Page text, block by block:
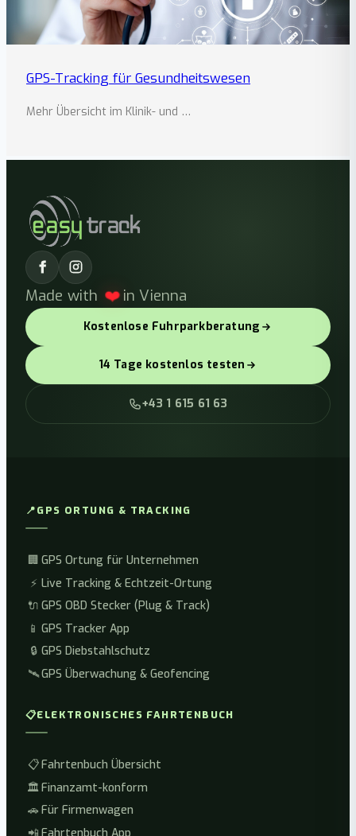
GPS-Tracking für Gesundheitswesen
Mehr Übersicht im Klinik- und …
Made with ❤️ in Vienna
Kostenlose Fuhrparkberatung
14 Tage kostenlos testen
+43 1 615 61 63
📍GPS ORTUNG & TRACKING
🏢 GPS Ortung für Unternehmen
⚡ Live Tracking & Echtzeit-Ortung
🔌 GPS OBD Stecker (Plug & Track)
📱 GPS Tracker App
🔒 GPS Diebstahlschutz
🛰️GPS Überwachung & Geofencing
📋ELEKTRONISCHES FAHRTENBUCH
📋Fahrtenbuch Übersicht
🏛️Finanzamt-konform
🚗 Für Firmenwagen